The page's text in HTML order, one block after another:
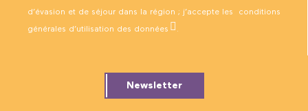
d’évasion et de séjour dans la région ; j’accepte les conditions
générales d’utilisation des données .
Newsletter